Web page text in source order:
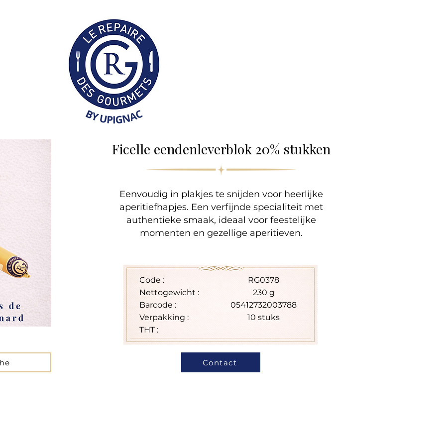
Professionnelle
Ficelle eendenleverblok 20% stukken
Eenvoudig in plakjes te snijden voor heerlijke
aperitiefhapjes. Een verfijnde specialiteit met
authentieke smaak, ideaal voor feestelijke
momenten en gezellige aperitieven.
Code :
Nettogewicht :
Barcode :
Verpakking :
THT :
RG0378
230 g
05412732003788
10 stuks
Contact